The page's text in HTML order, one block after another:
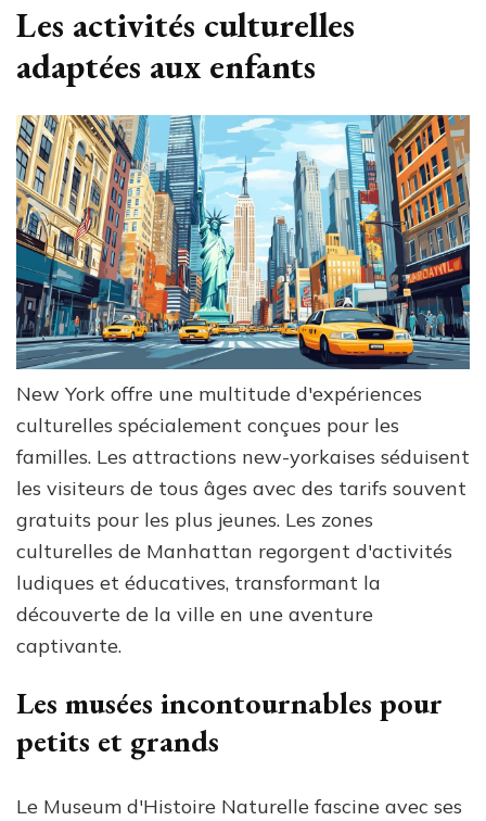
Les activités culturelles
adaptées aux enfants
New York offre une multitude d'expériences
culturelles spécialement conçues pour les
familles. Les attractions new-yorkaises séduisent
les visiteurs de tous âges avec des tarifs souvent
gratuits pour les plus jeunes. Les zones
culturelles de Manhattan regorgent d'activités
ludiques et éducatives, transformant la
découverte de la ville en une aventure
captivante.
Les musées incontournables pour
petits et grands
Le Museum d'Histoire Naturelle fascine avec ses